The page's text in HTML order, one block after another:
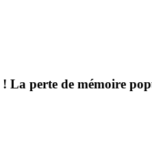
La perte de mémoire